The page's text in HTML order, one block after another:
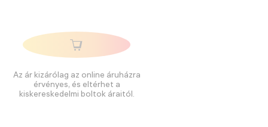
Az ár kizárólag az online áruházra
érvényes, és eltérhet a
kiskereskedelmi boltok áraitól.